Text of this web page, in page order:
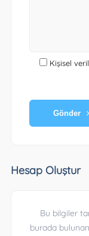
Kişisel
Gönder
Hesap Oluştur
Bu bilgiler
burada